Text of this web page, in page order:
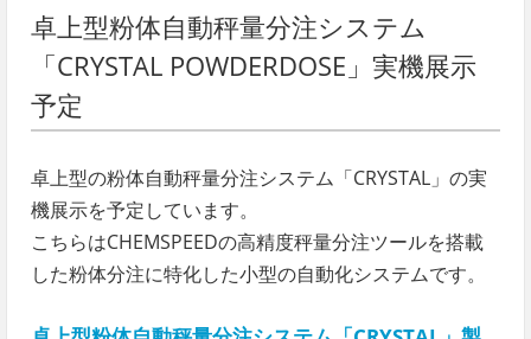
卓上型粉体自動秤量分注システム
「CRYSTAL POWDERDOSE」実機展示
予定
卓上型の粉体自動秤量分注システム「CRYSTAL」の実
機展示を予定しています。
こちらはCHEMSPEEDの高精度秤量分注ツールを搭載
した粉体分注に特化した小型の自動化システムです。